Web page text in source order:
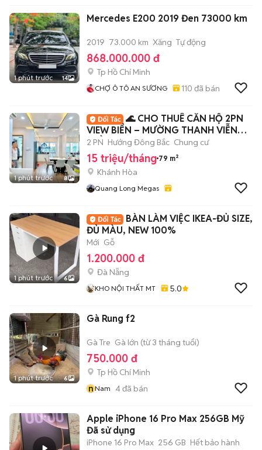
1 phút trước 14
Mercedes E200 2019 Đen 73000 km
2019 73.000 km Xăng Tự động
868.000.000 đ
Tp Hồ Chí Minh
CHỢ Ô TÔ AN SƯƠNG 110 đã bán
1 phút trước 8
🌊 CHO THUÊ CĂN HỘ 2PN
VIEW BIỂN – MƯỜNG THANH VIỄN
TRIỀU - OCEANUS
2 PN Hướng Đông Bắc Chung cư
15 triệu/tháng 79 m²
Khánh Hòa
Quang Long Megas
1 phút trước 6
BÀN LÀM VIỆC IKEA-ĐỦ SIZE,
ĐỦ MÀU, NEW 100%
Mới Gỗ
1.200.000 đ
Đà Nẵng
KHO NỘI THẤT MT 5.0
1 phút trước 6
Gà Rung f2
Gà Tre Gà lớn (từ 3 tháng tuổi)
750.000 đ
Tp Hồ Chí Minh
nNam 4đã bán
Apple iPhone 16 Pro Max 256GB Mỹ
Đã sử dụng
iPhone 16 Pro Max 256 GB Hết bảo hành